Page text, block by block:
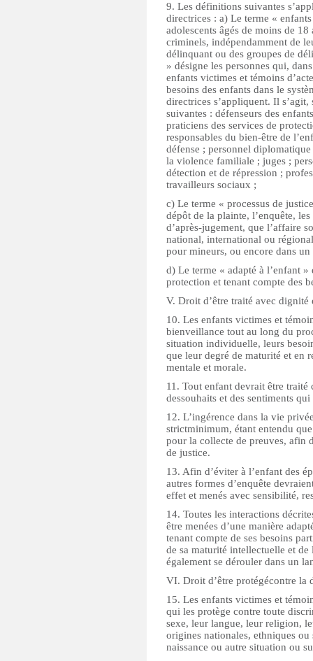
9. Les définitions suivantes
directrices : a) Le terme «
adolescents âgés de moins de
criminels, indépendamment de
délinquant ou des groupes de
» désigne les personnes qui,
enfants victimes et témoins
besoins des enfants dans le
directrices s’appliquent. Il
suivantes : défenseurs des
praticiens des services de
responsables du bien-être de
défense ; personnel
la violence familiale ; juges ;
détection et de répression ;
travailleurs sociaux ;
c) Le terme « processus de
dépôt de la plainte, l’enquête,
d’après-jugement, que l’affaire
national, international ou
pour mineurs, ou encore dans
d) Le terme « adapté à l’enfant
protection et tenant compte des
V. Droit d’être traité avec dignité
10. Les enfants victimes et
bienveillance tout au long du
situation individuelle, leurs
que leur degré de maturité et en
mentale et morale.
11. Tout enfant devrait être
dessouhaits et des sentiments
12. L’ingérence dans la vie
strictminimum, étant entendu
pour la collecte de preuves, afin
de justice.
13. Afin d’éviter à l’enfant des
autres formes d’enquête
effet et menés avec sensibilité,
14. Toutes les interactions
être menées d’une manière
tenant compte de ses besoins
de sa maturité intellectuelle et
également se dérouler dans un
VI. Droit d’être protégécontre la
15. Les enfants victimes et
qui les protège contre toute
sexe, leur langue, leur religion,
origines nationales, ethniques
naissance ou autre situation ou